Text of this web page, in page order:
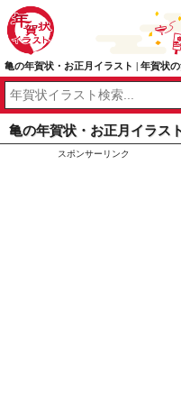
亀の年賀状・お正月イラスト | 年賀状
亀の年賀状・お正月イラス
スポンサーリンク